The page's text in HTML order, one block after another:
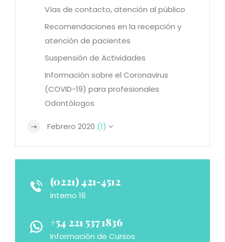
Vías de contacto, atención al público
Recomendaciones en la recepción y
atención de pacientes
Suspensión de Actividades
Información sobre el Coronavirus
(COVID-19) para profesionales
Odontólogos
Febrero 2020 (1)
(0221) 421-4512
Interno 16
+54 221 537 1836
Información de Cursos